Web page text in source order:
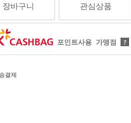
장바구니 관심상품
포인트사용 가맹점 ?
결제